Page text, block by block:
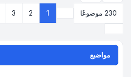
230 موضوعًا
صفحة1
12 1
2
3
مواضيع